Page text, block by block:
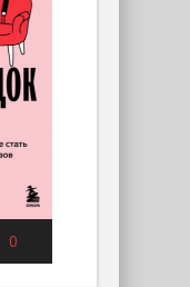
0